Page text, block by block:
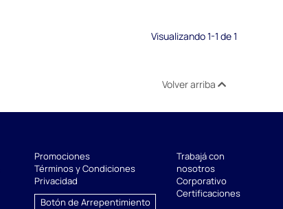
Visualizando 1-1 de 1
Volver arriba
Promociones
Términos y Condiciones
Privacidad
Botón de Arrepentimiento
Trabajá con
nosotros
Corporativo
Certificaciones